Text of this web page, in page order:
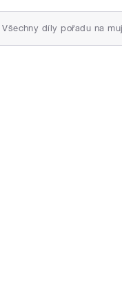
Všechny díly pořadu na